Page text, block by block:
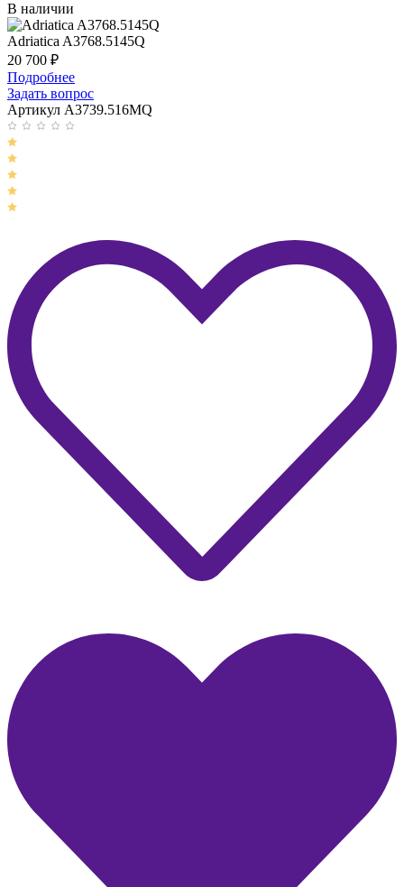
В наличии
Adriatica A3768.5145Q
20 700 ₽
Подробнее
Задать вопрос
Артикул A3739.516MQ